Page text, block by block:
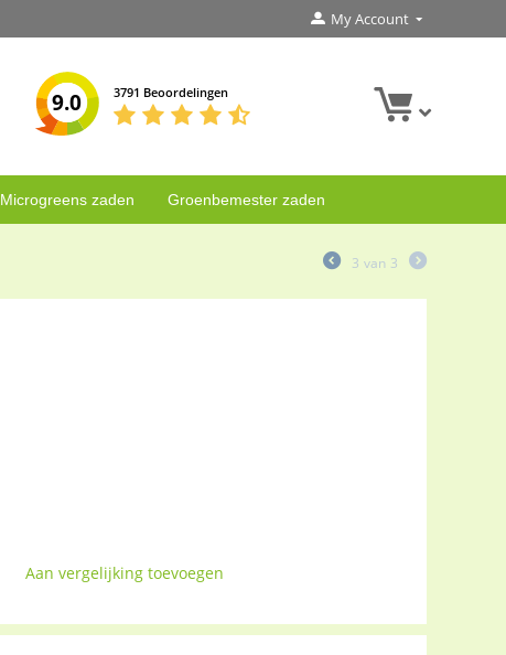
My Account
9.0 3791 Beoordelingen
Microgreens zaden Groenbemester zaden
3 van 3
Aan vergelijking toevoegen